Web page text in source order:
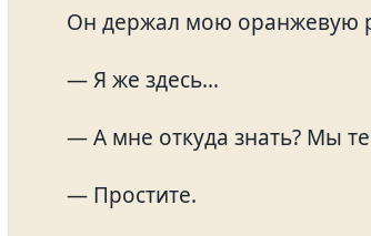
Он держал мою оранжевую
— Я же здесь…
— А мне откуда знать? Мы
— Простите.